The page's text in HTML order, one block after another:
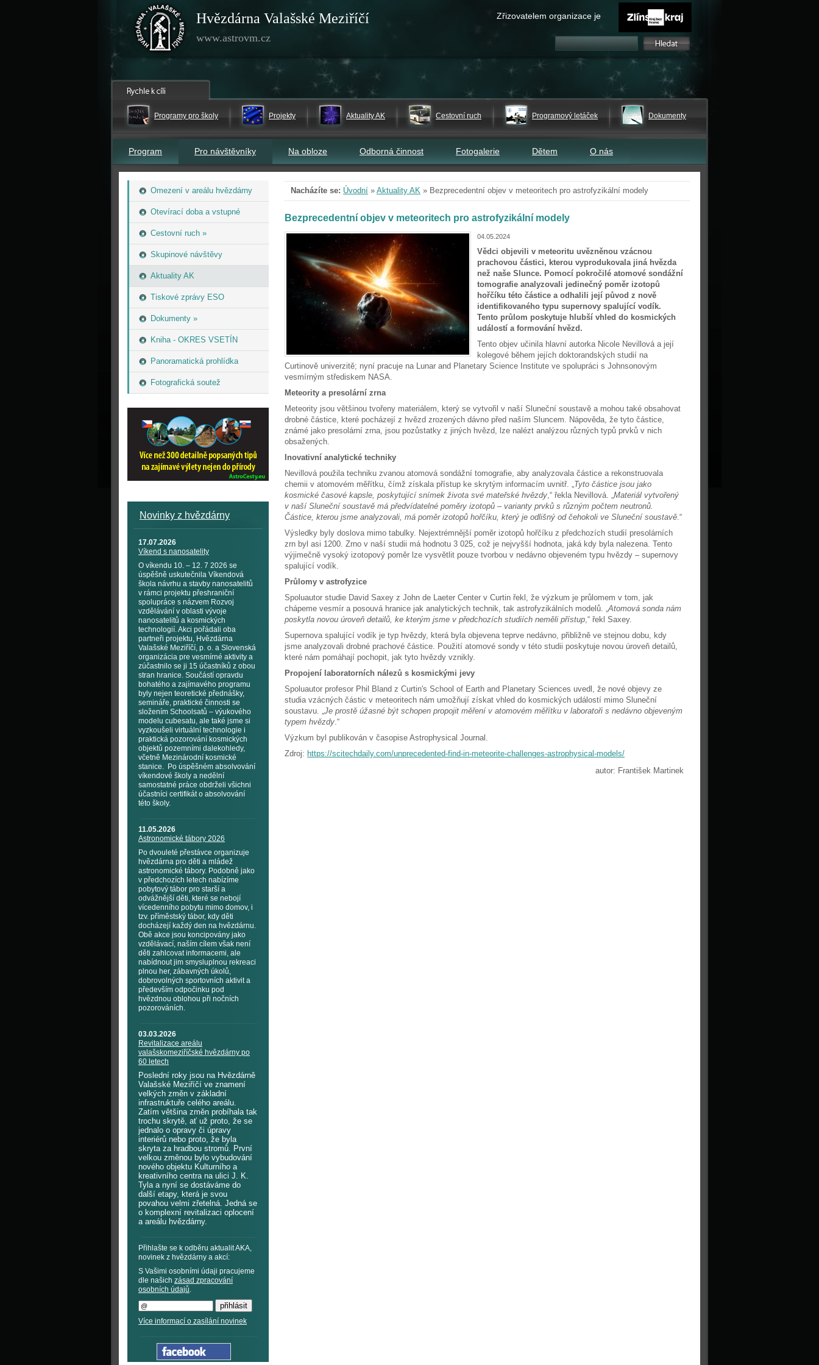
Hvězdárna Valašské Meziříčí
www.astrovm.cz
Zřizovatelem organizace je
Programy pro školy Projekty Aktuality AK Cestovní ruch Programový letáček Dokumenty
Program Pro návštěvníky Na obloze Odborná činnost Fotogalerie Dětem O nás
Omezení v areálu hvězdárny
Otevírací doba a vstupné
Cestovní ruch »
Skupinové návštěvy
Aktuality AK
Tiskové zprávy ESO
Dokumenty »
Kniha - OKRES VSETÍN
Panoramatická prohlídka
Fotografická soutež
Novinky z hvězdárny
17.07.2026
Víkend s nanosatelity
O víkendu 10. – 12. 7 2026 se
úspěšně uskutečnila Víkendová
škola návrhu a stavby nanosatelitů
v rámci projektu přeshraniční
spolupráce s názvem Rozvoj
vzdělávání v oblasti vývoje
nanosatelitů a kosmických
technologií. Akci pořádali oba
partneři projektu, Hvězdárna
Valašské Meziříčí, p. o. a Slovenská
organizácia pre vesmírné aktivity a
zúčastnilo se ji 15 účastníků z obou
stran hranice. Součástí opravdu
bohatého a zajímavého programu
byly nejen teoretické přednášky,
semináře, praktické činnosti se
složením Schoolsatů – výukového
modelu cubesatu, ale také jsme si
vyzkoušeli virtuální technologie i
praktická pozorování kosmických
objektů pozemními dalekohledy,
včetně Mezinárodní kosmické
stanice. Po úspěšném absolvování
víkendové školy a nedělní
samostatné práce obdrželi všichni
účastníci certifikát o absolvování
této školy.
11.05.2026
Astronomické tábory 2026
Po dvouleté přestávce organizuje
hvězdárna pro děti a mládež
astronomické tábory. Podobně jako
v předchozích letech nabízíme
pobytový tábor pro starší a
odvážnější děti, které se nebojí
vícedenního pobytu mimo domov, i
tzv. příměstský tábor, kdy děti
docházejí každý den na hvězdárnu.
Obě akce jsou koncipovány jako
vzdělávací, naším cílem však není
děti zahlcovat informacemi, ale
nabídnout jim smysluplnou rekreaci
plnou her, zábavných úkolů,
dobrovolných sportovních aktivit a
především odpočinku pod
hvězdnou oblohou při nočních
pozorováních.
03.03.2026
Revitalizace areálu
valašskomeziříčské hvězdárny po
60 letech
Poslední roky jsou na Hvězdárně
Valašské Meziříčí ve znamení
velkých změn v základní
infrastruktuře celého areálu.
Zatím většina změn probíhala tak
trochu skrytě, ať už proto, že se
jednalo o opravy či úpravy
interiérů nebo proto, že byla
skryta za hradbou stromů. První
velkou změnou bylo vybudování
nového objektu Kulturního a
kreativního centra na ulici J. K.
Tyla a nyní se dostáváme do
další etapy, která je svou
povahou velmi zřetelná. Jedná se
o komplexní revitalizaci oplocení
a areálu hvězdárny.
Přihlašte se k odběru aktualit AKA,
novinek z hvězdárny a akcí:
S Vašimi osobními údaji pracujeme
dle našich zásad zpracování
osobních údajů.
Více informací o zasílání novinek
Nacházíte se: Úvodní » Aktuality AK » Bezprecedentní objev v meteoritech pro astrofyzikální modely
Bezprecedentní objev v meteoritech pro astrofyzikální modely
04.05.2024
Vědci objevili v meteoritu uvězněnou vzácnou
prachovou částici, kterou vyprodukovala jiná hvězda
než naše Slunce. Pomocí pokročilé atomové sondážní
tomografie analyzovali jedinečný poměr izotopů
hořčíku této částice a odhalili její původ z nově
identifikovaného typu supernovy spalující vodík.
Tento průlom poskytuje hlubší vhled do kosmických
událostí a formování hvězd.
Tento objev učinila hlavní autorka Nicole Nevillová a její
kolegové během jejích doktorandských studií na
Curtinově univerzitě; nyní pracuje na Lunar and Planetary Science Institute ve spolupráci s Johnsonovým
vesmírným střediskem NASA.
Meteority a presolární zrna
Meteority jsou většinou tvořeny materiálem, který se vytvořil v naší Sluneční soustavě a mohou také obsahovat
drobné částice, které pocházejí z hvězd zrozených dávno před naším Sluncem. Nápověda, že tyto částice,
známé jako presolární zrna, jsou pozůstatky z jiných hvězd, lze nalézt analýzou různých typů prvků v nich
obsažených.
Inovativní analytické techniky
Nevillová použila techniku zvanou atomová sondážní tomografie, aby analyzovala částice a rekonstruovala
chemii v atomovém měřítku, čímž získala přístup ke skrytým informacím uvnitř. „Tyto částice jsou jako
kosmické časové kapsle, poskytující snímek života své mateřské hvězdy,“ řekla Nevillová. „Materiál vytvořený
v naší Sluneční soustavě má předvídatelné poměry izotopů – varianty prvků s různým počtem neutronů.
Částice, kterou jsme analyzovali, má poměr izotopů hořčíku, který je odlišný od čehokoli ve Sluneční soustavě.“
Výsledky byly doslova mimo tabulky. Nejextrémnější poměr izotopů hořčíku z předchozích studií presolárních
zrn byl asi 1200. Zrno v naší studii má hodnotu 3 025, což je nejvyšší hodnota, jaká kdy byla nalezena. Tento
výjimečně vysoký izotopový poměr lze vysvětlit pouze tvorbou v nedávno objeveném typu hvězdy – supernovy
spalující vodík.
Průlomy v astrofyzice
Spoluautor studie David Saxey z John de Laeter Center v Curtin řekl, že výzkum je průlomem v tom, jak
chápeme vesmír a posouvá hranice jak analytických technik, tak astrofyzikálních modelů. „Atomová sonda nám
poskytla novou úroveň detailů, ke kterým jsme v předchozích studiích neměli přístup,“ řekl Saxey.
Supernova spalující vodík je typ hvězdy, která byla objevena teprve nedávno, přibližně ve stejnou dobu, kdy
jsme analyzovali drobné prachové částice. Použití atomové sondy v této studii poskytuje novou úroveň detailů,
které nám pomáhají pochopit, jak tyto hvězdy vznikly.
Propojení laboratorních nálezů s kosmickými jevy
Spoluautor profesor Phil Bland z Curtin's School of Earth and Planetary Sciences uvedl, že nové objevy ze
studia vzácných částic v meteoritech nám umožňují získat vhled do kosmických událostí mimo Sluneční
soustavu. „Je prostě úžasné být schopen propojit měření v atomovém měřítku v laboratoři s nedávno objeveným
typem hvězdy.“
Výzkum byl publikován v časopise Astrophysical Journal.
Zdroj: https://scitechdaily.com/unprecedented-find-in-meteorite-challenges-astrophysical-models/
autor: František Martinek